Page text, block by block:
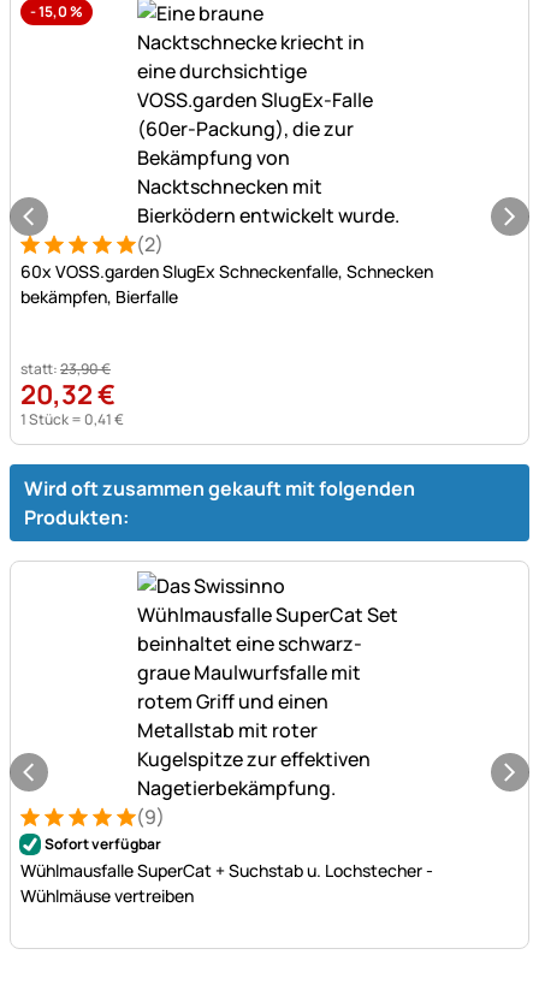
-15,0%
Bewertung: 5 von 5 (2 Bewertungen)
2 Bewertungen
(2)
60x VOSS.garden SlugEx Schneckenfalle, Schnecken
bekämpfen, Bierfalle
statt:23,90€
20,32€
1 Stück = 0,41€
Wird oft zusammen gekauft mit folgenden
Produkten:
Bewertung: 5 von 5 (9 Bewertungen)
9 Bewertungen
(9)
Sofort verfügbar
Wühlmausfalle SuperCat + Suchstab u. Lochstecher -
Wühlmäuse vertreiben